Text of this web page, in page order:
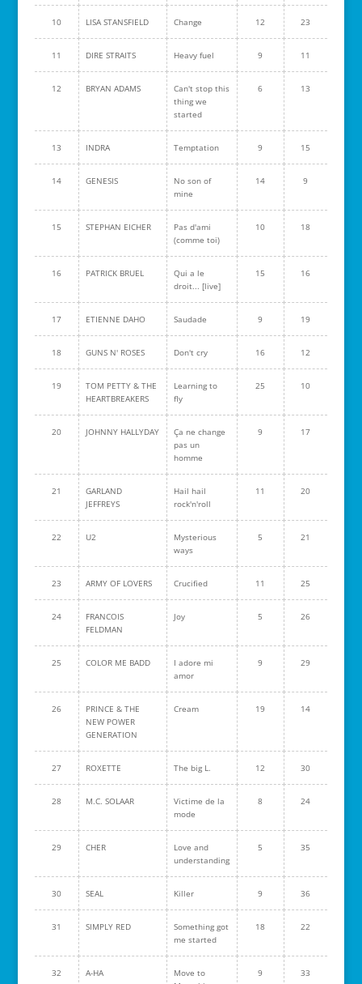
10 LISA STANSFIELD Change 12 23
11 DIRE STRAITS Heavy fuel 9 11
12 BRYAN ADAMS
Can't stop this
thing we
started
6 13
13 INDRA Temptation 9 15
14 GENESIS
No son of
mine
14 9
15 STEPHAN EICHER
Pas d'ami
(comme toi)
10 18
16 PATRICK BRUEL
Qui a le
droit... [live]
15 16
17 ETIENNE DAHO Saudade 9 19
18 GUNS N' ROSES Don't cry 16 12
19
TOM PETTY & THE
HEARTBREAKERS
Learning to
fly
25 10
20 JOHNNY HALLYDAY
Ça ne change
pas un
homme
9 17
21
GARLAND
JEFFREYS
Hail hail
rock'n'roll
11 20
22 U2
Mysterious
ways
5 21
23 ARMY OF LOVERS Crucified 11 25
24
FRANCOIS
FELDMAN
Joy 5 26
25 COLOR ME BADD
I adore mi
amor
9 29
26
PRINCE & THE
NEW POWER
GENERATION
Cream 19 14
27 ROXETTE The big L. 12 30
28 M.C. SOLAAR
Victime de la
mode
8 24
29 CHER
Love and
understanding
5 35
30 SEAL Killer 9 36
31 SIMPLY RED
Something got
me started
18 22
32 A-HA
Move to
9 33